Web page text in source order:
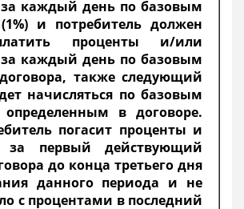
каждый день по базовым
и потребитель должен
проценты и/или
каждый день по базовым
также следующий
начисляться по базовым
определенным в договоре.
погасит проценты и
за первый действующий
до конца третьего дня
данного периода и не
с процентами в последний